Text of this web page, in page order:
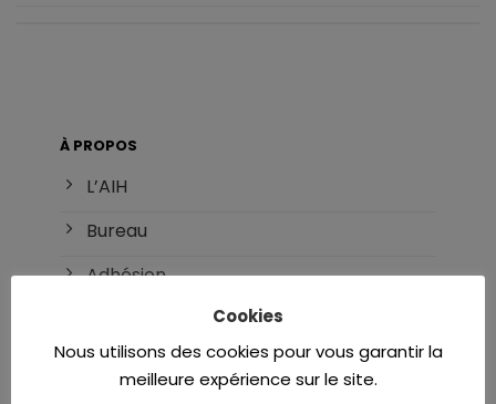
À PROPOS
L’AIH
Bureau
Adhésion
INTERNAT
Cookies
Nous utilisons des cookies pour vous garantir la
meilleure expérience sur le site.